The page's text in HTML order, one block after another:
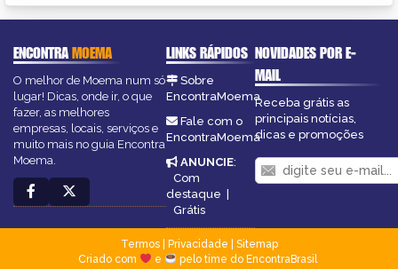
ENCONTRAMOEMA
O melhor de Moema num só
lugar! Dicas, onde ir, o que
fazer, as melhores
empresas, locais, serviços e
muito mais no guia Encontra
Moema.
LINKS RÁPIDOS
Sobre
EncontraMoema
Fale com o
EncontraMoema
ANUNCIE:
Com
destaque
Grátis
NOVIDADES POR E-
MAIL
Receba grátis as
principais notícias,
dicas e promoções
Termos| Privacidade
Sitemap
Criado com
e pelo time do EncontraBrasil